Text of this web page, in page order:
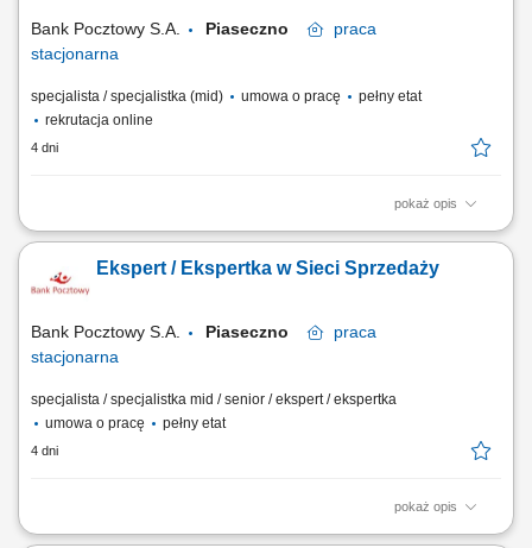
Bank Pocztowy S.A. Piaseczno
praca
stacjonarna
specjalista / specjalistka (mid) umowa o pracę
pełny etat
rekrutacja online
4 dni
pokaż opis
Twój zakres obowiązków diagnozowanie potrzeb i oczekiwań Klientów,
sprzedażowych, kształtowanie pozytywnego wizerunku Banku poprzez
wysoką jakość obsługi, operacyjna obsługa Klientów detalicznych,
Ekspert / Ekspertka w Sieci Sprzedaży
Bank Pocztowy S.A. Piaseczno
praca
stacjonarna
specjalista / specjalistka mid / senior / ekspert / ekspertka
umowa o pracę
pełny etat
4 dni
pokaż opis
Twój zakres obowiązków Diagnozowanie potrzeb i oczekiwań Klientów;